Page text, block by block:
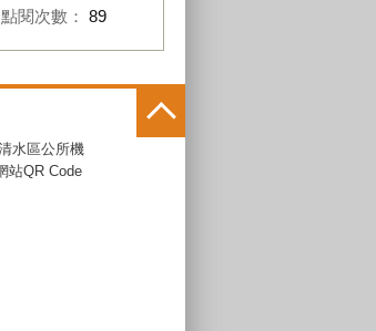
點閱次數： 89